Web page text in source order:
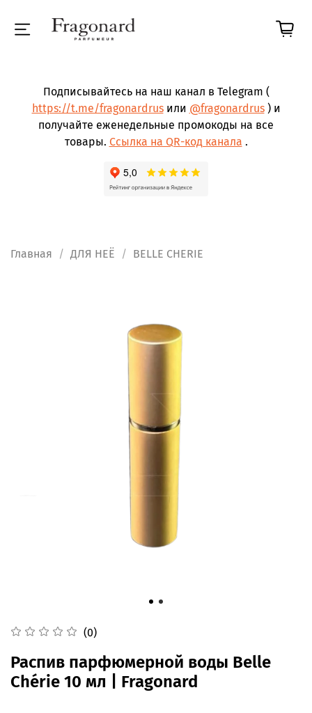
Подписывайтесь на наш канал в Telegram (
https://t.me/fragonardrusили @fragonardrus) и
получайте еженедельные промокоды на все
товары. Ссылка на QR-код канала .
Главная ДЛЯ НЕЁ BELLE CHERIE
(0)
Распив парфюмерной воды Belle
Chérie 10 мл | Fragonard